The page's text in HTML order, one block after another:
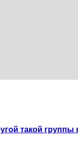
такой